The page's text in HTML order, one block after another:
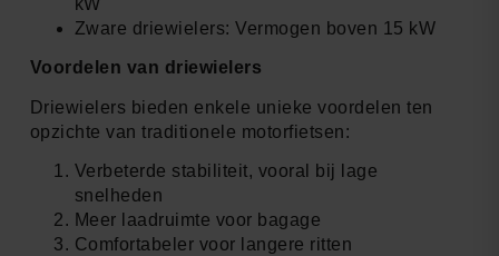
Zware driewielers: Vermogen boven 15 kW
Voordelen van driewielers
Driewielers bieden enkele unieke voordelen ten
opzichte van traditionele motorfietsen:
Verbeterde stabiliteit, vooral bij lage
snelheden
Meer laadruimte voor bagage
Comfortabeler voor langere ritten